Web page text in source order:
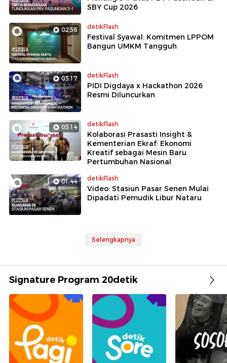
SBY Cup 2026
02:56 detikFlash
Festival Syawal: Komitmen LPPOM
Bangun UMKM Tangguh
03:17 detikFlash
PIDI Digdaya x Hackathon 2026
Resmi Diluncurkan
03:14 detikFlash
Kolaborasi Prasasti Insight &
Kementerian Ekraf: Ekonomi
Kreatif sebagai Mesin Baru
Pertumbuhan Nasional
01:44 detikFlash
Video: Stasiun Pasar Senen Mulai
Dipadati Pemudik Libur Nataru
Selengkapnya
Signature Program 20detik